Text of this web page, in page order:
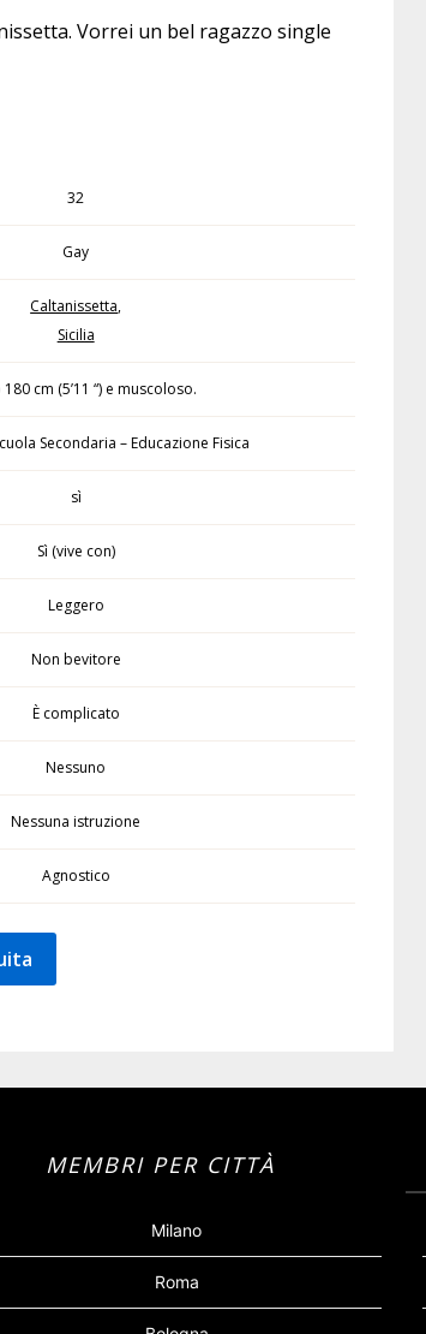
Vorrei un bel ragazzo single
32
Gay
Caltanissetta,
Sicilia
cm (5’11 “) e muscoloso.
Secondaria – Educazione Fisica
sì
Sì (vive con)
Leggero
Non bevitore
È complicato
Nessuno
Nessuna istruzione
Agnostico
MEMBRI PER CITTÀ
Milano
Roma